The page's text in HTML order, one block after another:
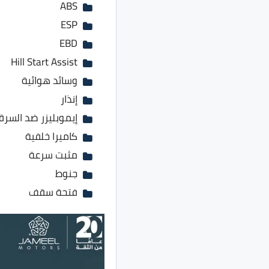
ABS
ESP
EBD
Hill Start Assist
وسائد هوائية
إنذار
إيموبليزر ضد
كاميرا خلفية
مثبت سرعة
جنوط
فتحة سقف